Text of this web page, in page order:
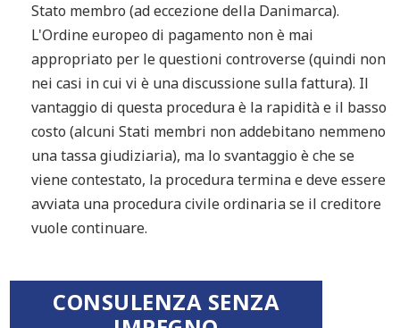
Stato membro (ad eccezione della Danimarca).
L'Ordine europeo di pagamento non è mai
appropriato per le questioni controverse (quindi non
nei casi in cui vi è una discussione sulla fattura). Il
vantaggio di questa procedura è la rapidità e il basso
costo (alcuni Stati membri non addebitano nemmeno
una tassa giudiziaria), ma lo svantaggio è che se
viene contestato, la procedura termina e deve essere
avviata una procedura civile ordinaria se il creditore
vuole continuare.
CONSULENZA SENZA